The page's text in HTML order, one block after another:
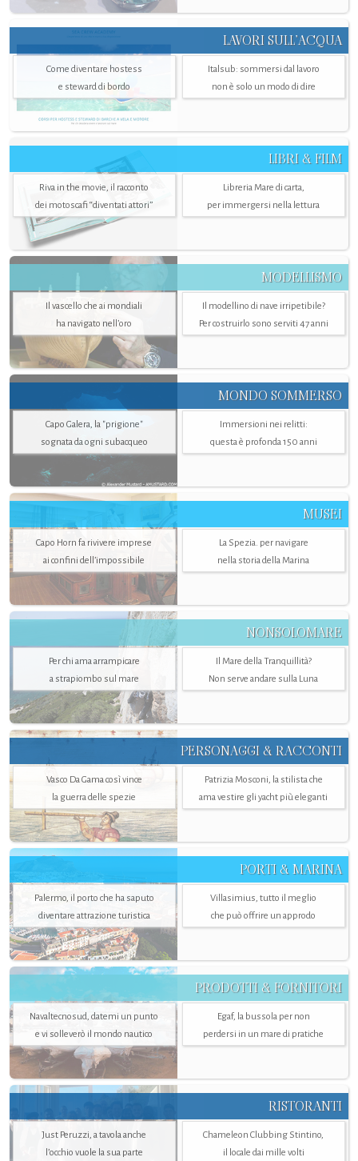
LAVORI SULL’ACQUA
Come diventare hostess
e steward di bordo
Italsub: sommersi dal lavoro
non è solo un modo di dire
LIBRI & FILM
Riva in the movie, il racconto
dei motoscafi “diventati attori”
Libreria Mare di carta,
per immergersi nella lettura
MODELLISMO
Il vascello che ai mondiali
ha navigato nell’oro
Il modellino di nave irripetibile?
Per costruirlo sono serviti 47 anni
MONDO SOMMERSO
Capo Galera, la "prigione"
sognata da ogni subacqueo
Immersioni nei relitti:
questa è profonda 150 anni
MUSEI
Capo Horn fa rivivere imprese
ai confini dell’impossibile
La Spezia. per navigare
nella storia della Marina
NONSOLOMARE
Per chi ama arrampicare
a strapiombo sul mare
Il Mare della Tranquillità?
Non serve andare sulla Luna
PERSONAGGI & RACCONTI
Vasco Da Gama così vince
la guerra delle spezie
Patrizia Mosconi, la stilista che
ama vestire gli yacht più eleganti
PORTI & MARINA
Palermo, il porto che ha saputo
diventare attrazione turistica
Villasimius, tutto il meglio
che può offrire un approdo
PRODOTTI & FORNITORI
Navaltecnosud, datemi un punto
e vi solleverò il mondo nautico
Egaf, la bussola per non
perdersi in un mare di pratiche
RISTORANTI
Just Peruzzi, a tavola anche
l’occhio vuole la sua parte
Chameleon Clubbing Stintino,
il locale dai mille volti